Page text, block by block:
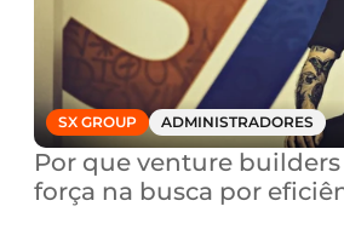
SX GROUP ADMINISTRADORES
Por que venture
força na busca por